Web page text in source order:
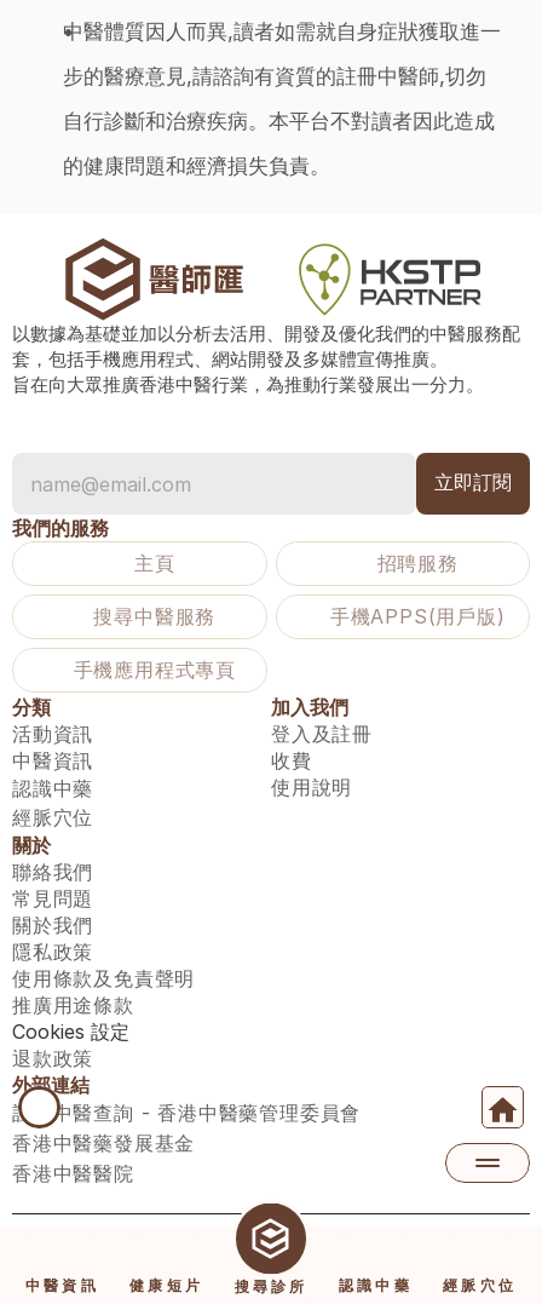
中醫資訊 健康短片 搜尋診所 認識中藥 經脈穴位
中醫體質因人而異,讀者如需就自身症狀獲取進一
步的醫療意見,請諮詢有資質的註冊中醫師,切勿
自行診斷和治療疾病。本平台不對讀者因此造成
的健康問題和經濟損失負責。
以數據為基礎並加以分析去活用、開發及優化我們的中醫服務配
套，包括手機應用程式、網站開發及多媒體宣傳推廣。
旨在向大眾推廣香港中醫行業，為推動行業發展出一分力。
我們的服務
主頁
招聘服務
搜尋中醫服務 手機APPS(用戶版)
手機應用程式專頁
分類
活動資訊
中醫資訊
認識中藥
經脈穴位
加入我們
登入及註冊
收費
使用說明
關於
聯絡我們
常見問題
關於我們
隱私政策
使用條款及免責聲明
推廣用途條款
Cookies 設定
退款政策
外部連結
註冊中醫查詢 - 香港中醫藥管理委員會
香港中醫藥發展基金
香港中醫醫院
醫師匯有限公司 ECWAY LIMITED Copyright 2026© All rights
reserved. 台灣地區：統一編號：00531876 稅籍編號：A100320069